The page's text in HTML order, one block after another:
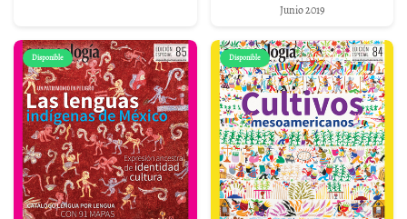
Junio 2019
Disponible Disponible